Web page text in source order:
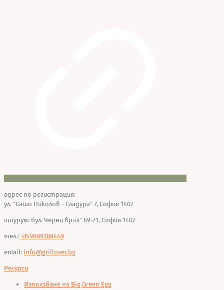
адрес по регистрация:
ул. "Сашо Николов - Сладура" 7, София 1407
шоурум: бул. Черни връх" 69-71, София 1407
тел.: +359889288449
email: info@grillover.bg
Ресурси
Използване на Big Green Egg